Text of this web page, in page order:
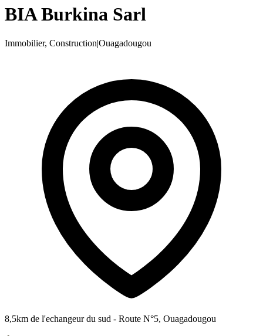
BIA Burkina Sarl
Immobilier, Construction|Ouagadougou
8,5km de l'echangeur du sud - Route N°5, Ouagadougou